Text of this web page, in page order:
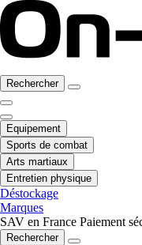
Rechercher
Equipement
Sports de combat
Arts martiaux
Entretien physique
Déstockage
Marques
SAV en France Paiement
Rechercher